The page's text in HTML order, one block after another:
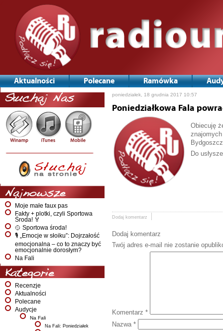
Aktualności Polecane Ramówka
Słuchaj Nas
Najnowsze
Moje małe faux pas
Fakty + plotki, czyli Sportowa
Środa! 🏅
🥎 Sportowa środa!
🎙️ „Emocje w słoiku”: Dojrzałość
emocjonalna – co to znaczy być
emocjonalnie dorosłym?
Na Fali
Kategorie
Recenzje
Aktualności
Polecane
Audycje
Na Fali
Na Fali: Poniedziałek
poniedziałek, 18 grudnia 2017 10:57
Poniedziałkowa Fala
Obiecuję
Do
Dodaj komentarz
Dodaj komentarz
Twój adres e-mail nie zostanie
Komentarz *
Nazwa *